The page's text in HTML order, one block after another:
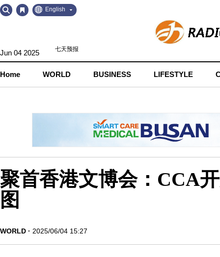
Go
to
Go
to
English
Jun 04 2025
Home WORLD BUSINESS LIFESTYLE
聚首香港文博会：CCA
图
WORLD 2025/06/04 15:27